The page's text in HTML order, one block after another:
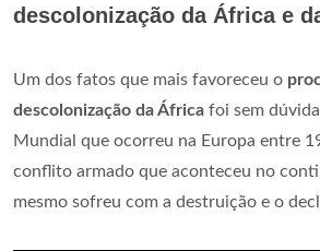
descolonização da África e
Um dos fatos que mais favoreceu o
descolonização da África foi sem
Mundial que ocorreu na Europa entre
conflito armado que aconteceu no
mesmo sofreu com a destruição e o